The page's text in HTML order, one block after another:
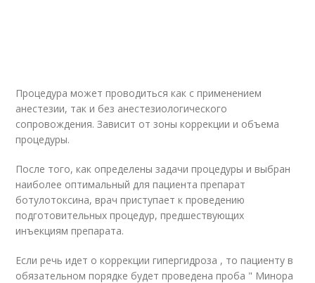
Процедура может проводиться как с применением
анестезии, так и без анестезиологического
сопровождения. Зависит от зоны коррекции и объема
процедуры.
После того, как определены задачи процедуры и выбран
наиболее оптимальный для пациента препарат
ботулотоксина, врач приступает к проведению
подготовительных процедур, предшествующих
инъекциям препарата.
Если речь идет о коррекции гипергидроза , то пациенту в
обязательном порядке будет проведена проба " Минора